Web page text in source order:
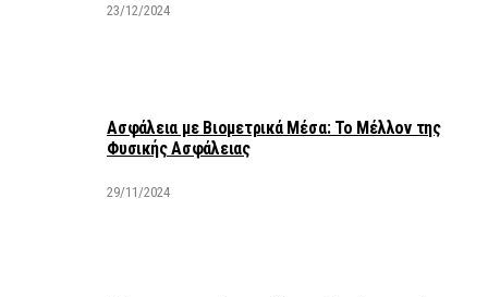
23/12/2024
Ασφάλεια με Βιομετρικά Μέσα: Το Μέλλον της
Φυσικής Ασφάλειας
29/11/2024